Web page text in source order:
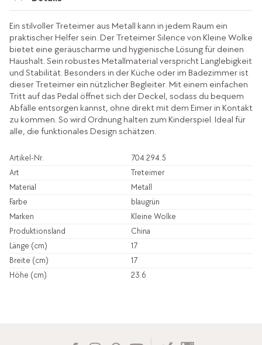
Ein stilvoller Treteimer aus Metall kann in jedem Raum ein
praktischer Helfer sein. Der Treteimer Silence von Kleine Wolke
bietet eine geräuscharme und hygienische Lösung für deinen
Haushalt. Sein robustes Metallmaterial verspricht Langlebigkeit
und Stabilität. Besonders in der Küche oder im Badezimmer ist
dieser Treteimer ein nützlicher Begleiter. Mit einem einfachen
Tritt auf das Pedal öffnet sich der Deckel, sodass du bequem
Abfälle entsorgen kannst, ohne direkt mit dem Eimer in Kontakt
zu kommen. So wird Ordnung halten zum Kinderspiel. Ideal für
alle, die funktionales Design schätzen.
Artikel-Nr.
704.294.5
Art
Treteimer
Material
Metall
Farbe
blaugrün
Marken
Kleine Wolke
Produktionsland
China
Länge (cm)
17
Breite (cm)
17
Höhe (cm)
23.6